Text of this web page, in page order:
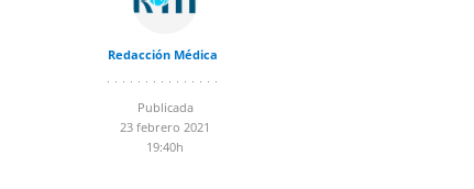
Redacción Médica
Publicada
23 febrero 2021
19:40h